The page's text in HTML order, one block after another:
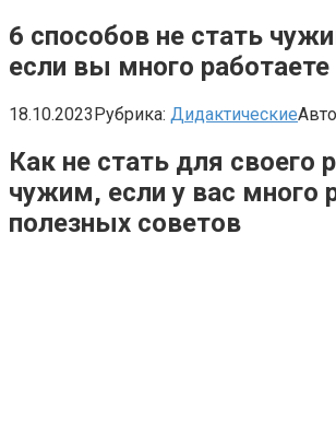
6 способов не стать
если вы много работаете
18.10.2023Рубрика: Дидактические
Как не стать для своего
чужим, если у вас много
полезных советов